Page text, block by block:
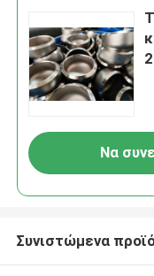
Να
Συνιστώμενα